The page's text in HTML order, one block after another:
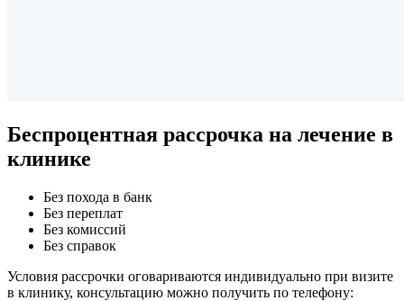
Беспроцентная рассрочка на лечение в
клинике
Без похода в банк
Без переплат
Без комиссий
Без справок
Условия рассрочки оговариваются индивидуально при визите
в клинику, консультацию можно получить по телефону: